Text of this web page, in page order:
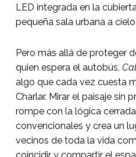
LED integrada en la
pequeña sala urbana a
Pero más allá de proteger
quien espera el autobús,
algo que cada vez cuesta
Charlar. Mirar el paisaje sin
rompe con la lógica
convencionales y crea un
vecinos de toda la vida